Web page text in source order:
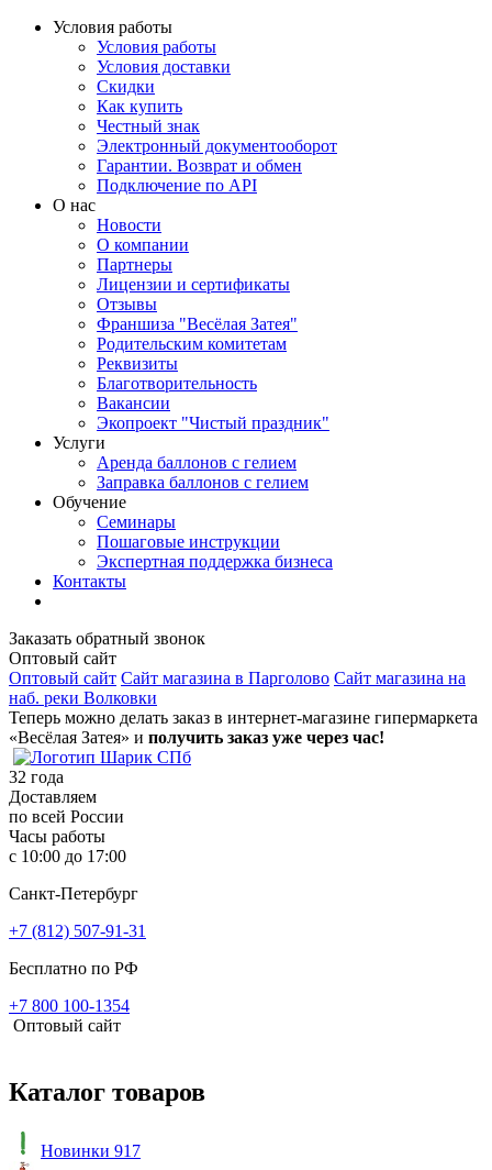
Условия работы
Условия работы
Условия доставки
Скидки
Как купить
Честный знак
Электронный документооборот
Гарантии. Возврат и обмен
Подключение по API
О нас
Новости
О компании
Партнеры
Лицензии и сертификаты
Отзывы
Франшиза "Весёлая Затея"
Родительским комитетам
Реквизиты
Благотворительность
Вакансии
Экопроект "Чистый праздник"
Услуги
Аренда баллонов с гелием
Заправка баллонов с гелием
Обучение
Семинары
Пошаговые инструкции
Экспертная поддержка бизнеса
Контакты
Заказать обратный звонок
Оптовый сайт
Оптовый сайт Сайт магазина в Парголово Сайт магазина на
наб. реки Волковки
Теперь можно делать заказ в интернет-магазине гипермаркета
«Весёлая Затея» и получить заказ уже через час!
32 года
Доставляем
по всей России
Часы работы
с 10:00 до 17:00
Санкт-Петербург
+7 (812) 507-91-31
Бесплатно по РФ
+7 800 100-1354
Оптовый сайт
Каталог товаров
Новинки 917